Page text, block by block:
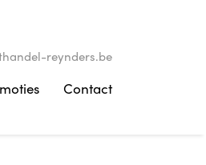
reynders.be
Contact